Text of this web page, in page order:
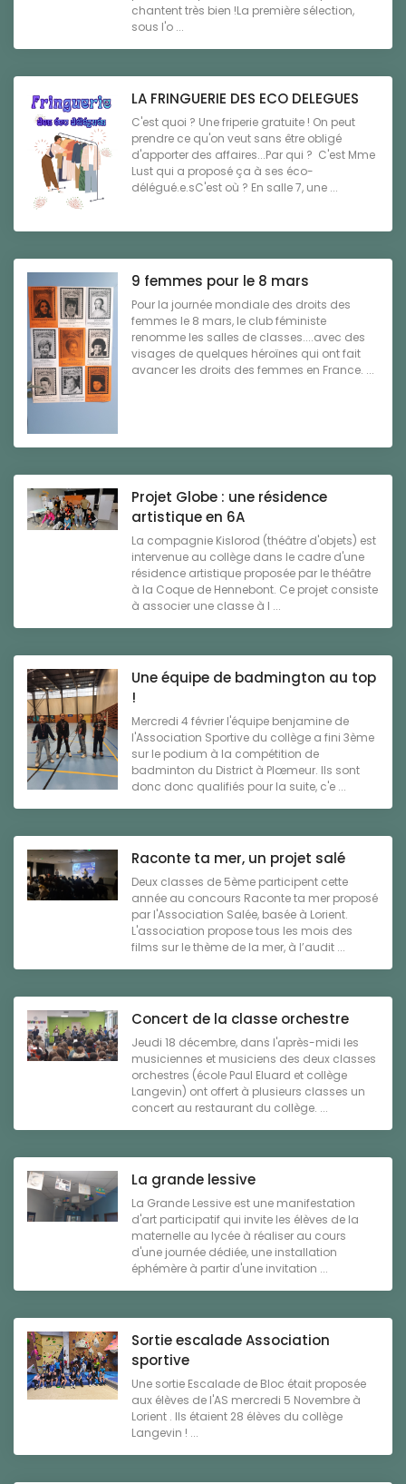
chantent très bien !La première sélection,
sous l'o ...
LA FRINGUERIE DES ECO DELEGUES
C'est quoi ? Une friperie gratuite ! On peut
prendre ce qu'on veut sans être obligé
d'apporter des affaires...Par qui ? C'est Mme
Lust qui a proposé ça à ses éco-
délégué.e.sC'est où ? En salle 7, une ...
9 femmes pour le 8 mars
Pour la journée mondiale des droits des
femmes le 8 mars, le club féministe
renomme les salles de classes....avec des
visages de quelques héroïnes qui ont fait
avancer les droits des femmes en France. ...
Projet Globe : une résidence
artistique en 6A
La compagnie Kislorod (théâtre d'objets) est
intervenue au collège dans le cadre d'une
résidence artistique proposée par le théâtre
à la Coque de Hennebont. Ce projet consiste
à associer une classe à l ...
Une équipe de badmington au top
!
Mercredi 4 février l'équipe benjamine de
l'Association Sportive du collège a fini 3ème
sur le podium à la compétition de
badminton du District à Plœmeur. Ils sont
donc donc qualifiés pour la suite, c'e ...
Raconte ta mer, un projet salé
Deux classes de 5ème participent cette
année au concours Raconte ta mer proposé
par l'Association Salée, basée à Lorient.
L'association propose tous les mois des
films sur le thème de la mer, à l’audit ...
Concert de la classe orchestre
Jeudi 18 décembre, dans l'après-midi les
musiciennes et musiciens des deux classes
orchestres (école Paul Eluard et collège
Langevin) ont offert à plusieurs classes un
concert au restaurant du collège. ...
La grande lessive
La Grande Lessive est une manifestation
d'art participatif qui invite les élèves de la
maternelle au lycée à réaliser au cours
d'une journée dédiée, une installation
éphémère à partir d'une invitation ...
Sortie escalade Association
sportive
Une sortie Escalade de Bloc était proposée
aux élèves de l'AS mercredi 5 Novembre à
Lorient . Ils étaient 28 élèves du collège
Langevin ! ...